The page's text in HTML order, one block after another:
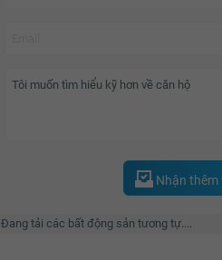
Có ga tàu điện trên cao ( tuyến Nhổn -
Nhận thêm
tải các bất động sản tương tự....